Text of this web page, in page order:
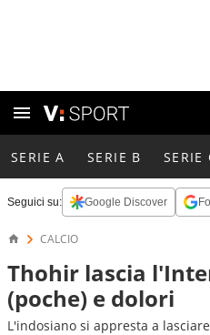
SERIE A SERIE B SERIE
Seguici su: Google Discover
CALCIO
Thohir lascia
(poche) e dolori
L'indosiano si appresta a